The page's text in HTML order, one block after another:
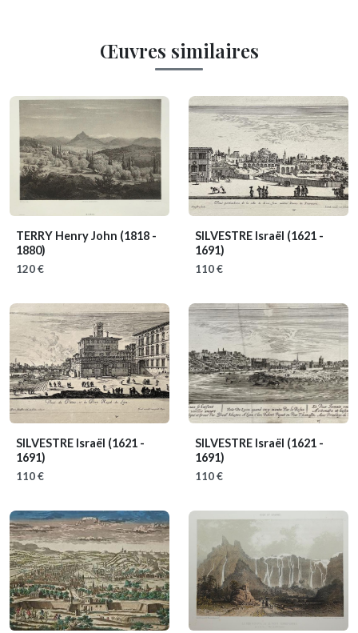
Œuvres similaires
TERRY Henry John (1818 -
1880)
120 €
SILVESTRE Israël (1621 -
1691)
110 €
SILVESTRE Israël (1621 -
1691)
110 €
SILVESTRE Israël (1621 -
1691)
110 €